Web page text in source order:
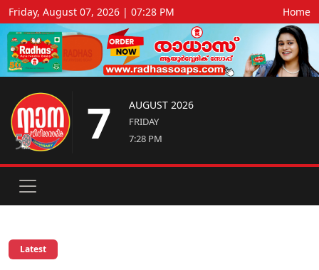
Friday, August 07, 2026 | 07:28 PM Home
7 AUGUST 2026
FRIDAY
7:28 PM
Latest